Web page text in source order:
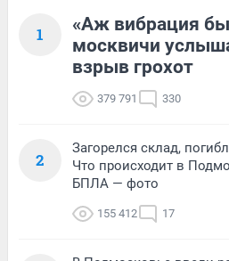
1
«Аж вибрация
москвичи
взрыв грохот
379 791 330
2
Загорелся склад,
Что происходит в
БПЛА — фото
155 412 17